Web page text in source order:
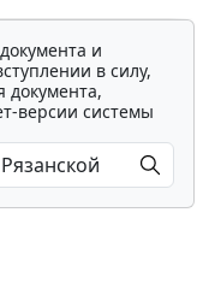
и
в силу,
документа,
версии системы